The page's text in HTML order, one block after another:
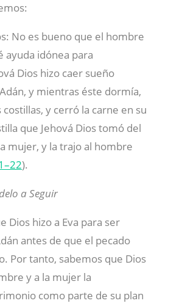
No es bueno que el hombre
ayuda idónea para
Dios hizo caer sueño
y mientras éste dormía,
y cerró la carne en su
que Jehová Dios tomó del
mujer, y la trajo al hombre
).
a Seguir
Dios hizo a Eva para ser
antes de que el pecado
Por tanto, sabemos que Dios
y a la mujer la
como parte de su plan